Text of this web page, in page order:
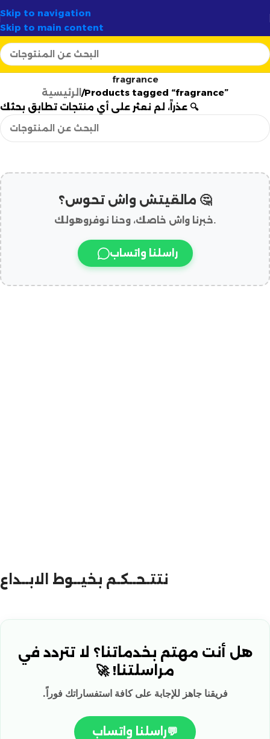
Skip to navigation
Skip to main content
أرتسيلا: ✦
fragrance
الرئيسية
Products tagged “fragrance”
عذراً، لم نعثر على أي منتجات تطابق بحثك 🔍
مالقيتش واش تحوس؟ 🤔
خبرنا واش خاصك، وحنا نوفروهولك.
راسلنا واتساب
نتتـحــكـم بخيــوط الابــداع
هل أنت مهتم بخدماتنا؟ لا تتردد في
مراسلتنا! 🚀
فريقنا جاهز للإجابة على كافة استفساراتك فوراً.
💬راسلنا واتساب